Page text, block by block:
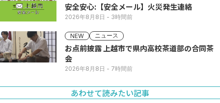
安全安心:【安全メール】火災発生連絡
2026年8月8日 - 3時間前
NEW ニュース
お点前披露 上越市で県内高校茶道部の合同茶
会
2026年8月8日 - 7時間前
あわせて読みたい記事